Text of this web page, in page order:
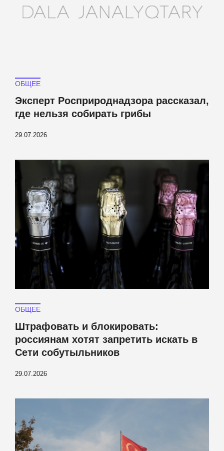
ОБЩЕЕ
Эксперт Росприроднадзора рассказал,
где нельзя собирать грибы
29.07.2026
ОБЩЕЕ
Штрафовать и блокировать:
россиянам хотят запретить искать в
Сети собутыльников
29.07.2026